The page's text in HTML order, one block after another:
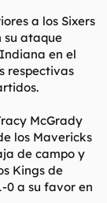
a los Sixers
su ataque
en el
respectivas
McGrady
los Mavericks
de campo y
Kings de
0 a su favor en